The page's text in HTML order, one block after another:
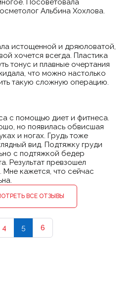
Посоветовала
Альбина Хохлова.
истощенной и дряюловатой,
хочется всегда. Пластика
тонус и плавные очертания
что можно настолько
такую сложную операцию.
с помощью диет и фитнеса.
но появилась обвисшая
и ногах. Грудь тоже
вид. Подтяжку груди
с подтяжкой бедер
Результат превзошел
кажется, что сейчас
ВСЕ ОТЗЫВЫ
4 5 6